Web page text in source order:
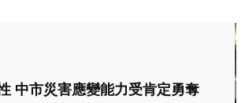
中市災害應變能力受肯定勇奪